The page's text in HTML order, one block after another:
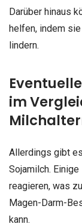
Darüber hinaus
helfen, indem
lindern.
im
Allerdings gibt
Sojamilch.
reagieren, was
Magen-Darm-
kann.